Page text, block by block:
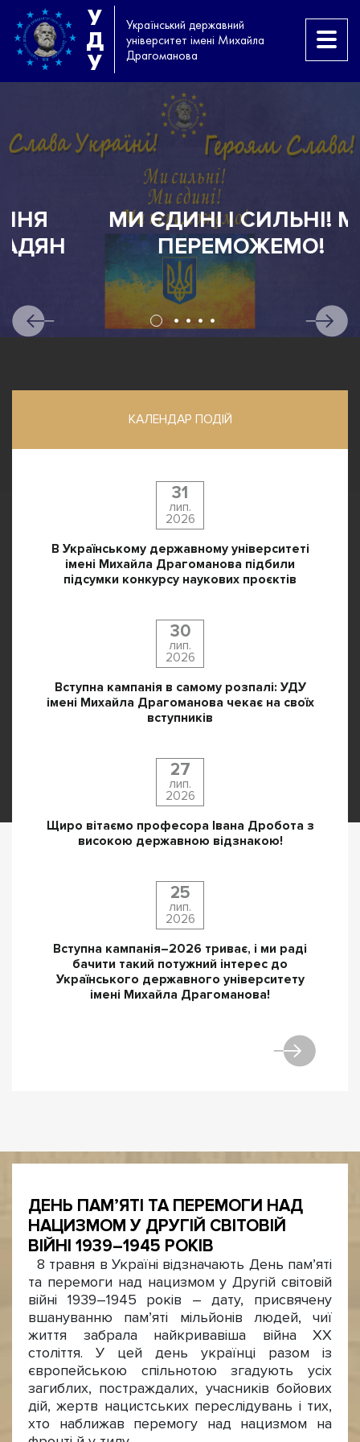
У
Д
У
Український державний
університет імені Михайла
Драгоманова
МИ ЄДИНІ І СИЛЬНІ! МИ
ПЕРЕМОЖЕМО!
КАЛЕНДАР ПОДІЙ
31
лип.
2026
В Українському державному університеті
імені Михайла Драгоманова підбили
підсумки конкурсу наукових проєктів
30
лип.
2026
Вступна кампанія в самому розпалі: УДУ
імені Михайла Драгоманова чекає на своїх
вступників
27
лип.
2026
Щиро вітаємо професора Івана Дробота з
високою державною відзнакою!
25
лип.
2026
Вступна кампанія–2026 триває, і ми раді
бачити такий потужний інтерес до
Українського державного університету
імені Михайла Драгоманова!
ДЕНЬ ПАМ’ЯТІ ТА ПЕРЕМОГИ НАД
НАЦИЗМОМ У ДРУГІЙ СВІТОВІЙ
ВІЙНІ 1939–1945 РОКІВ
8 травня в Україні відзначають День пам’яті
та перемоги над нацизмом у Другій світовій
війні 1939–1945 років – дату, присвячену
вшануванню пам’яті мільйонів людей, чиї
життя забрала найкривавіша війна ХХ
століття. У цей день українці разом із
європейською спільнотою згадують усіх
загиблих, постраждалих, учасників бойових
дій, жертв нацистських переслідувань і тих,
хто наближав перемогу над нацизмом на